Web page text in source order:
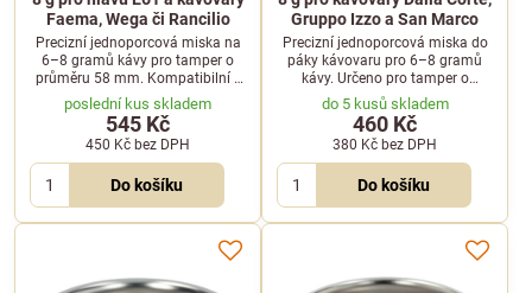
Faema, Wega či Rancilio
Precizní jednoporcová miska na
6–8 gramů kávy pro tamper o
průměru 58 mm. Kompatibilní s
kávovary s hlavou E61, Faema,
Wega, Rancilio a dalšími.
poslední kus skladem
545 Kč
450 Kč bez DPH
Do košíku
Gruppo Izzo a San Marco
Precizní jednoporcová miska do
páky kávovaru pro 6–8 gramů
kávy. Určeno pro tamper o
průměru 53 mm a kompatibilní s
kávovary Dalla Corte, Gruppo Izzo
a San Marco.
do 5 kusů skladem
460 Kč
380 Kč bez DPH
Do košíku